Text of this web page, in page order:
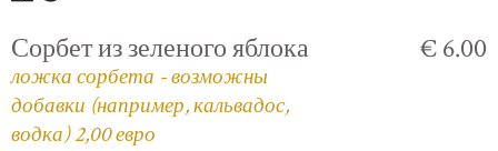
Сорбет из зеленого яблока
ложка сорбета - возможны
добавки (например, кальвадос,
водка) 2,00 евро
€ 6.00